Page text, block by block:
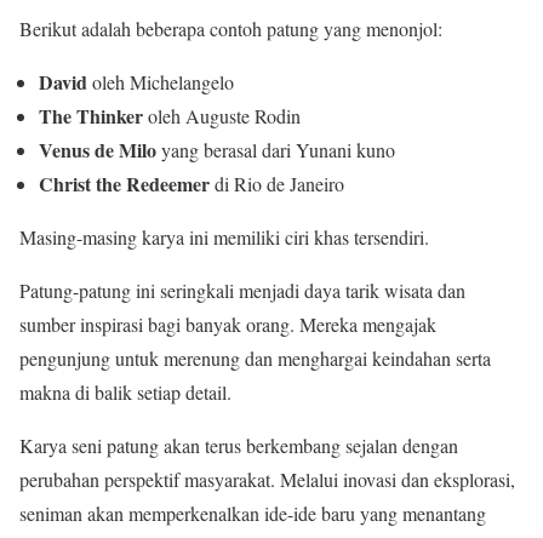
Berikut adalah beberapa contoh patung yang menonjol:
Davidoleh Michelangelo
The Thinkeroleh Auguste Rodin
Venus de Miloyang berasal dari Yunani kuno
Christ the Redeemerdi Rio de Janeiro
Masing-masing karya ini memiliki ciri khas tersendiri.
Patung-patung ini seringkali menjadi daya tarik wisata dan
sumber inspirasi bagi banyak orang. Mereka mengajak
pengunjung untuk merenung dan menghargai keindahan serta
makna di balik setiap detail.
Karya seni patung akan terus berkembang sejalan dengan
perubahan perspektif masyarakat. Melalui inovasi dan eksplorasi,
seniman akan memperkenalkan ide-ide baru yang menantang